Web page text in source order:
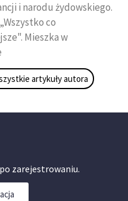
i narodu żydowskiego.
co
Mieszka w
artykuły autora
zarejestrowaniu.